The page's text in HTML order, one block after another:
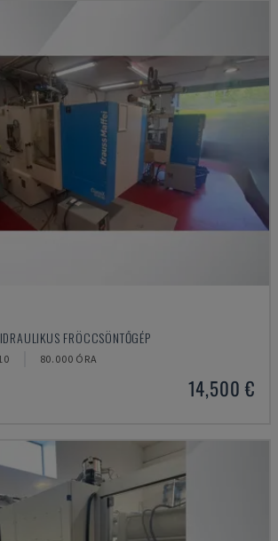
FRÖCCSÖNTŐGÉP
80.000 ÓRA
14,500 €